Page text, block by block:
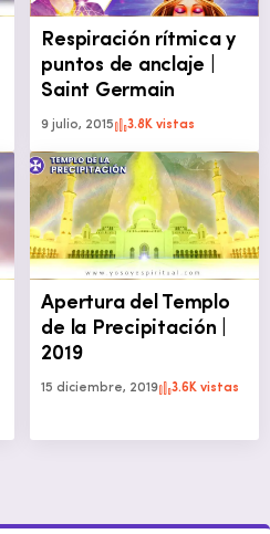
Respiración rítmica y
puntos de anclaje |
Saint Germain
9 julio, 2015 3.8K vistas
Apertura del Templo
de la Precipitación |
2019
15 diciembre, 2019 3.6K vistas